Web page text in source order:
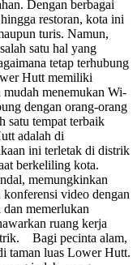
Dengan berbagai
restoran, kota ini
turis. Namun,
satu hal yang
tetap terhubung
Hutt memiliki
mudah menemukan Wi-
dengan orang-orang
satu tempat terbaik
adalah di
ini terletak di distrik
berkeliling kota.
memungkinkan
video dengan
memerlukan
ruang kerja
Bagi pecinta alam,
taman luas Lower Hutt.